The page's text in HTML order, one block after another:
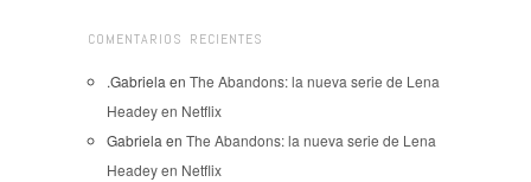
COMENTARIOS RECIENTES
.Gabriela en The Abandons: la nueva serie de Lena
Headey en Netflix
Gabriela en The Abandons: la nueva serie de Lena
Headey en Netflix